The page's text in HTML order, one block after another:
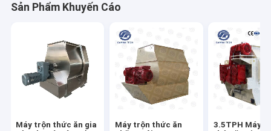
Sản Phẩm Khuyến Cáo
Máy trộn thức ăn gia
Máy trộn thức ăn
3.5TPH Máy